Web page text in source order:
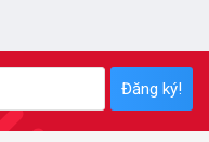
Đăng ký!